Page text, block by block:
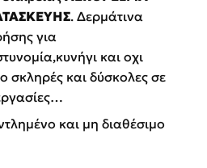
. Δερμάτινα
για
και οχι
σκληρές και δύσκολες σε
και μη διαθέσιμο